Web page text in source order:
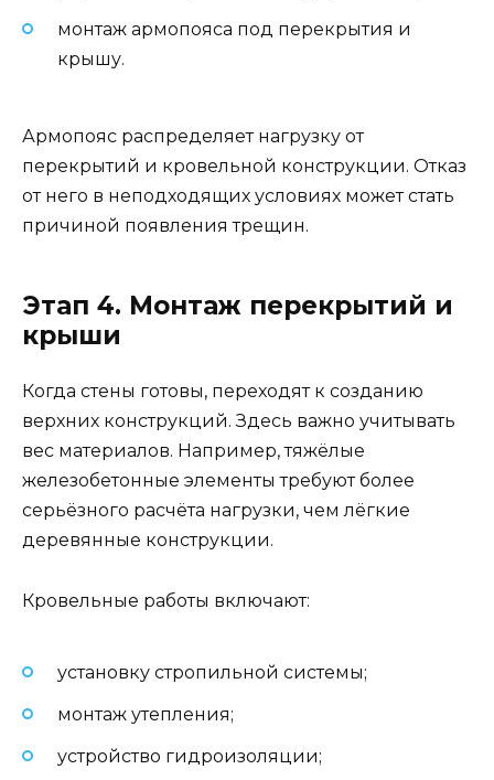
монтаж армопояса под перекрытия и
крышу.
Армопояс распределяет нагрузку от
перекрытий и кровельной конструкции. Отказ
от него в неподходящих условиях может стать
причиной появления трещин.
Этап 4. Монтаж перекрытий и
крыши
Когда стены готовы, переходят к созданию
верхних конструкций. Здесь важно учитывать
вес материалов. Например, тяжёлые
железобетонные элементы требуют более
серьёзного расчёта нагрузки, чем лёгкие
деревянные конструкции.
Кровельные работы включают:
установку стропильной системы;
монтаж утепления;
устройство гидроизоляции;